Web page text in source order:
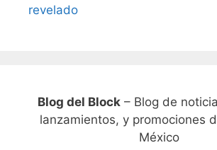
revelado
Blog del Block– Blog de
lanzamientos, y promociones
México